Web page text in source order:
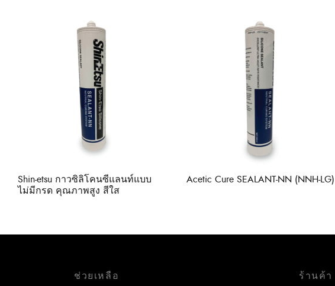
Shin-etsu กาวซิลิโคนซีแลนท์แบบ
ไม่มีกรด คุณภาพสูง สีใส
Acetic Cure SEALANT-NN (NNH-LG)
ช่วยเหลือ ร้านค้า